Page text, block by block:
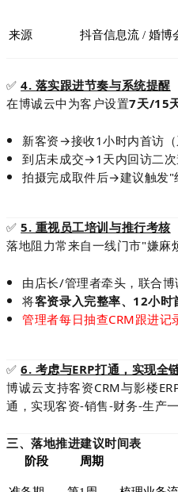
来源 抖音信息流 / 婚博
✅4. 落实跟进节奏与系统提醒
在博诚云中为客户设置7天/15
新客资→接收1小时内首访（
到店未成交→1天内回访二
拍摄完成取件后→建议触发"
✅5. 重视员工培训与推行考核
落地阻力常来自一线门市"嫌麻
由店长/管理者牵头，联合
将客资录入完整率、12小时
管理者每日抽查CRM跟进
✅6. 考虑与ERP打通，实现全
博诚云支持客资CRM与影楼
通，实现客资-销售-财务-生产一
三、落地推进建议时间表
阶段 周期